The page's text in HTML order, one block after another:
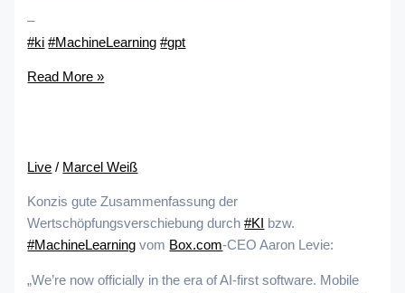
–
#ki #MachineLearning #gpt
Read More »
Live / Marcel Weiß
Konzis gute Zusammenfassung der
Wertschöpfungsverschiebung durch#KI
bzw.
#MachineLearning vom Box.com-CEO Aaron Levie:
„We’re now officially in the era of AI-first software. Mobile